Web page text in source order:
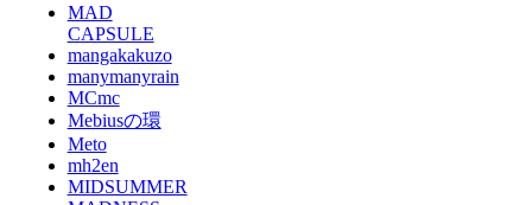
MAD
CAPSULE
mangakakuzo
manymanyrain
MCmc
Mebiusの環
Meto
mh2en
MIDSUMMER